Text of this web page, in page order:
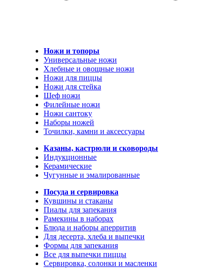
Ножи и топоры
Универсальные ножи
Хлебные и овощные ножи
Ножи для пиццы
Ножи для стейка
Шеф ножи
Филейные ножи
Ножи сантоку
Наборы ножей
Точилки, камни и аксессуары
Казаны, кастрюли и сковороды
Индукционные
Керамические
Чугунные и эмалированные
Посуда и сервировка
Кувшины и стаканы
Пиалы для запекания
Рамекины в наборах
Блюда и наборы аперритив
Для десерта, хлеба и выпечки
Формы для запекания
Все для выпечки пиццы
Сервировка, солонки и масленки